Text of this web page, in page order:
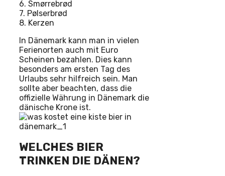
6. Smørrebrød
7. Pølserbrød
8. Kerzen
In Dänemark kann man in vielen
Ferienorten auch mit Euro
Scheinen bezahlen. Dies kann
besonders am ersten Tag des
Urlaubs sehr hilfreich sein. Man
sollte aber beachten, dass die
offizielle Währung in Dänemark die
dänische Krone ist.
WELCHES BIER
TRINKEN DIE DÄNEN?